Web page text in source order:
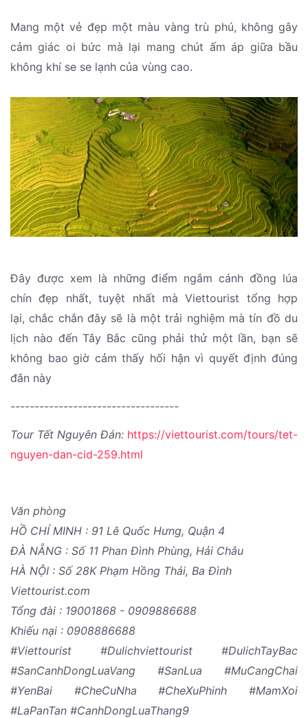
Mang một vẻ đẹp một màu vàng trù phú, không gây
cảm giác oi bức mà lại mang chút ấm áp giữa bầu
không khí se se lạnh của vùng cao.
Đây được xem là những điểm ngắm cánh đồng lúa
chín đẹp nhất, tuyệt nhất mà Viettourist tổng hợp
lại, chắc chắn đây sẽ là một trải nghiệm mà tín đồ du
lịch nào đến Tây Bắc cũng phải thử một lần, bạn sẽ
không bao giờ cảm thấy hối hận vì quyết định đúng
đắn này
-----------------------------------
Tour Tết Nguyên Đán: https://viettourist.com/tours/tet-
nguyen-dan-cid-259.html
Văn phòng
HỒ CHÍ MINH : 91 Lê Quốc Hưng, Quận 4
ĐÀ NẴNG : Số 11 Phan Đình Phùng, Hải Châu
HÀ NỘI : Số 28K Phạm Hồng Thái, Ba Đình
Viettourist.com
Tổng đài : 19001868 - 0909886688
Khiếu nại : 0908886688
#Viettourist #Dulichviettourist #DulichTayBac
#SanCanhDongLuaVang #SanLua #MuCangChai
#YenBai #CheCuNha #CheXuPhinh #MamXoi
#LaPanTan #CanhDongLuaThang9